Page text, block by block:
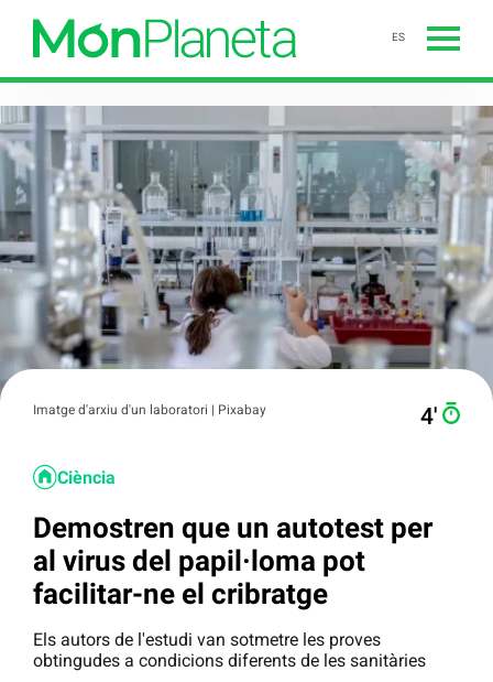
ES
Imatge d'arxiu d'un laboratori | Pixabay 4′
Ciència
Demostren que un autotest per
al virus del papil·loma pot
facilitar-ne el cribratge
Els autors de l'estudi van sotmetre les proves
obtingudes a condicions diferents de les sanitàries